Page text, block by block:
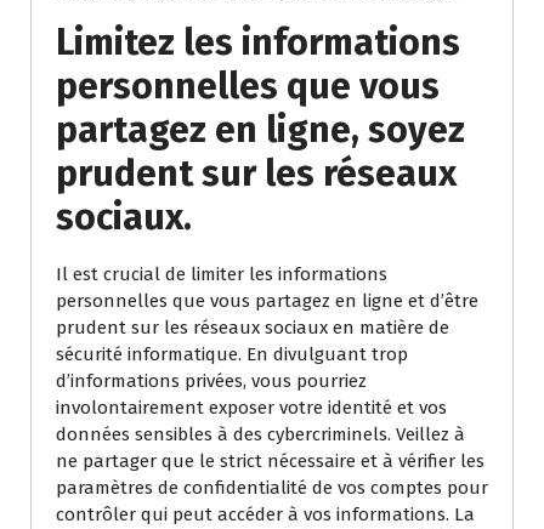
Limitez les informations
personnelles que vous
partagez en ligne, soyez
prudent sur les réseaux
sociaux.
Il est crucial de limiter les informations
personnelles que vous partagez en ligne et d’être
prudent sur les réseaux sociaux en matière de
sécurité informatique. En divulguant trop
d’informations privées, vous pourriez
involontairement exposer votre identité et vos
données sensibles à des cybercriminels. Veillez à
ne partager que le strict nécessaire et à vérifier les
paramètres de confidentialité de vos comptes pour
contrôler qui peut accéder à vos informations. La